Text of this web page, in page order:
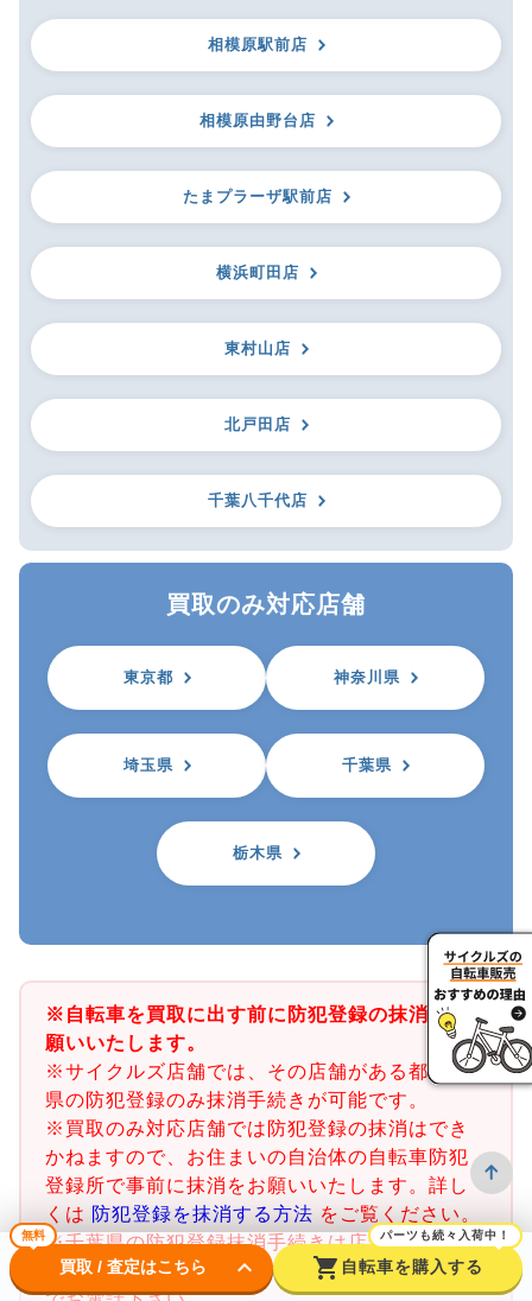
相模原駅前店
相模原由野台店
たまプラーザ駅前店
横浜町田店
東村山店
北戸田店
千葉八千代店
買取のみ対応店舗
東京都 神奈川県
埼玉県 千葉県
栃木県
※自転車を買取に出す前に防犯登録の抹消をお
願いいたします。
※サイクルズ店舗では、その店舗がある都道府
県の防犯登録のみ抹消手続きが可能です。
※買取のみ対応店舗では防犯登録の抹消はでき
かねますので、お住まいの自治体の自転車防犯
登録所で事前に抹消をお願いいたします。詳し
くは 防犯登録を抹消する方法 をご覧ください。
※千葉県の防犯登録抹消手続きは店舗で行うこ
とができません。千葉県内の警察署又は交番ま
無料
買取 / 査定はこちら keyboard_arrow_down shopping_cart
パーツも続々入荷中！
自転車を購入する